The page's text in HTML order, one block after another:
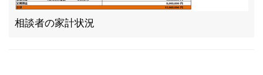
相談者の家計状況